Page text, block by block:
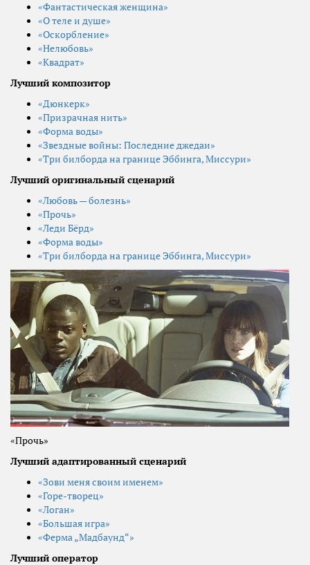
«Фантастическая женщина»
«О теле и душе»
«Оскорбление»
«Нелюбовь»
«Квадрат»
Лучший композитор
«Дюнкерк»
«Призрачная нить»
«Форма воды»
«Звездные войны: Последние джедаи»
«Три билборда на границе Эббинга, Миссури»
Лучший оригинальный сценарий
«Любовь — болезнь»
«Прочь»
«Леди Бёрд»
«Форма воды»
«Три билборда на границе Эббинга, Миссури»
«Прочь»
Лучший адаптированный сценарий
«Зови меня своим именем»
«Горе-творец»
«Логан»
«Большая игра»
«Ферма „Мадбаунд“»
Лучший оператор